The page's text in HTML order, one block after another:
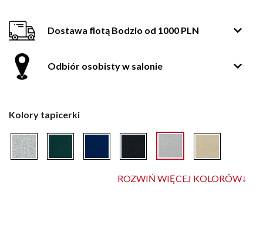
Dostawa flotą Bodzio od 1000 PLN
Odbiór osobisty w salonie
Kolory tapicerki
ROZWIŃ WIĘCEJ KOLORÓW↓